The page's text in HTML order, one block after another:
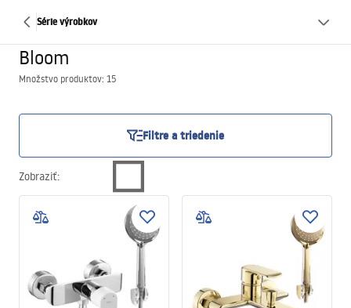
Série výrobkov
Bloom
Množstvo produktov: 15
Filtre a triedenie
Zobraziť: